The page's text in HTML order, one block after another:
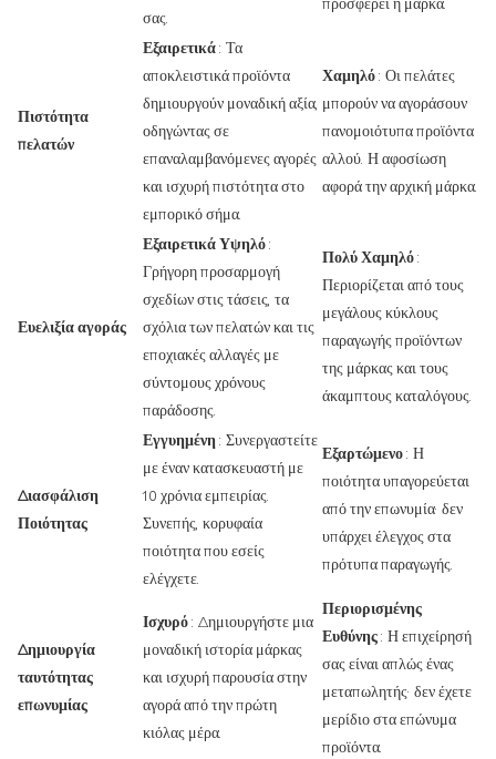
σας.
προσφέρει η μάρκα.
Πιστότητα
πελατών
Εξαιρετικά: Τα
αποκλειστικά προϊόντα
δημιουργούν μοναδική αξία,
οδηγώντας σε
επαναλαμβανόμενες αγορές
και ισχυρή πιστότητα στο
εμπορικό σήμα.
Χαμηλό: Οι πελάτες
μπορούν να αγοράσουν
πανομοιότυπα προϊόντα
αλλού. Η αφοσίωση
αφορά την αρχική μάρκα.
Ευελιξία αγοράς
Εξαιρετικά Υψηλό:
Γρήγορη προσαρμογή
σχεδίων στις τάσεις, τα
σχόλια των πελατών και τις
εποχιακές αλλαγές με
σύντομους χρόνους
παράδοσης.
Πολύ Χαμηλό:
Περιορίζεται από τους
μεγάλους κύκλους
παραγωγής προϊόντων
της μάρκας και τους
άκαμπτους καταλόγους.
Διασφάλιση
Ποιότητας
Εγγυημένη: Συνεργαστείτε
με έναν κατασκευαστή με
10 χρόνια εμπειρίας.
Συνεπής, κορυφαία
ποιότητα που εσείς
ελέγχετε.
Εξαρτώμενο: Η
ποιότητα υπαγορεύεται
από την επωνυμία· δεν
υπάρχει έλεγχος στα
πρότυπα παραγωγής.
Δημιουργία
ταυτότητας
επωνυμίας
Ισχυρό: Δημιουργήστε μια
μοναδική ιστορία μάρκας
και ισχυρή παρουσία στην
αγορά από την πρώτη
κιόλας μέρα.
Περιορισμένης
Ευθύνης: Η επιχείρησή
σας είναι απλώς ένας
μεταπωλητής· δεν έχετε
μερίδιο στα επώνυμα
προϊόντα.